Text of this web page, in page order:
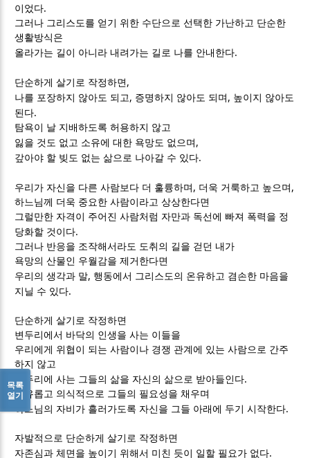
이었다.
그러나 그리스도를 얻기 위한 수단으로 선택한 가난하고 단순한
생활방식은
올라가는 길이 아니라 내려가는 길로 나를 안내한다.
단순하게 살기로 작정하면 ,
나를 포장하지 않아도 되고 , 증명하지 않아도 되며 , 높이지 않아도
된다.
탐욕이 날 지배하도록 허용하지 않고
잃을 것도 없고 소유에 대한 욕망도 없으며 ,
갚아야 할 빚도 없는 삶으로 나아갈 수 있다.
우리가 자신을 다른 사람보다 더 훌륭하며 , 더욱 거룩하고 높으며 ,
하느님께 더욱 중요한 사람이라고 상상한다면
그럴만한 자격이 주어진 사람처럼 자만과 독선에 빠져 폭력을 정
당화할 것이다.
그러나 반응을 조작해서라도 도취의 길을 걷던 내가
욕망의 산물인 우월감을 제거한다면
우리의 생각과 말, 행동에서 그리스도의 온유하고 겸손한 마음을
지닐 수 있다.
단순하게 살기로 작정하면
변두리에서 바닥의 인생을 사는 이들을
우리에게 위협이 되는 사람이나 경쟁 관계에 있는 사람으로 간주
하지 않고
변두리에 사는 그들의 삶을 자신의 삶으로 받아들인다.
자유롭고 의식적으로 그들의 필요성을 채우며
하느님의 자비가 흘러가도록 자신을 그들 아래에 두기 시작한다.
자발적으로 단순하게 살기로 작정하면
자존심과 체면을 높이기 위해서 미친 듯이 일할 필요가 없다.
목록
열기